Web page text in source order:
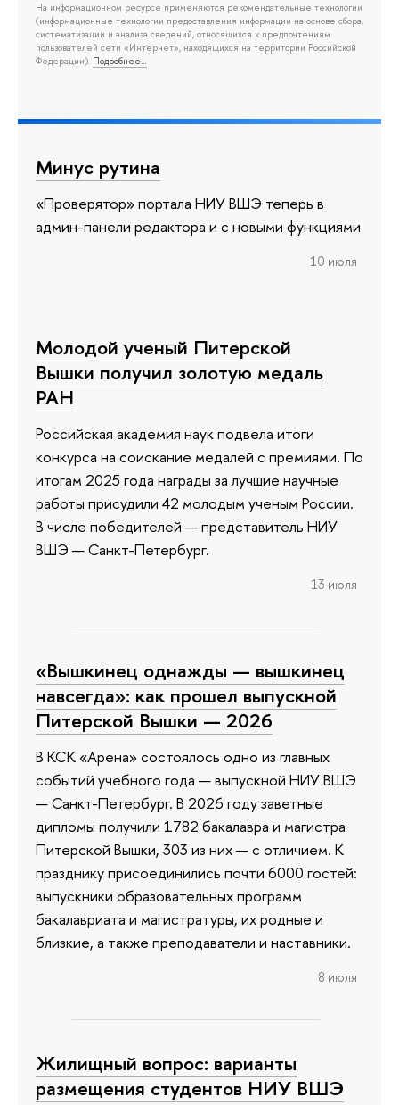
На информационном ресурсе применяются рекомендательные технологии
(информационные технологии предоставления информации на основе сбора,
систематизации и анализа сведений, относящихся к предпочтениям
пользователей сети «Интернет», находящихся на территории Российской
Федерации). Подробнее…
Минус рутина
«Проверятор» портала НИУ ВШЭ теперь в
админ-панели редактора и с новыми функциями
10 июля
Молодой ученый Питерской
Вышки получил золотую медаль
РАН
Российская академия наук подвела итоги
конкурса на соискание медалей с премиями. По
итогам 2025 года награды за лучшие научные
работы присудили 42 молодым ученым России.
В числе победителей — представитель НИУ
ВШЭ — Санкт-Петербург.
13 июля
«Вышкинец однажды — вышкинец
навсегда»: как прошел выпускной
Питерской Вышки — 2026
В КСК «Арена» состоялось одно из главных
событий учебного года — выпускной НИУ ВШЭ
— Санкт-Петербург. В 2026 году заветные
дипломы получили 1782 бакалавра и магистра
Питерской Вышки, 303 из них — с отличием. К
празднику присоединились почти 6000 гостей:
выпускники образовательных программ
бакалавриата и магистратуры, их родные и
близкие, а также преподаватели и наставники.
8 июля
Жилищный вопрос: варианты
размещения студентов НИУ ВШЭ